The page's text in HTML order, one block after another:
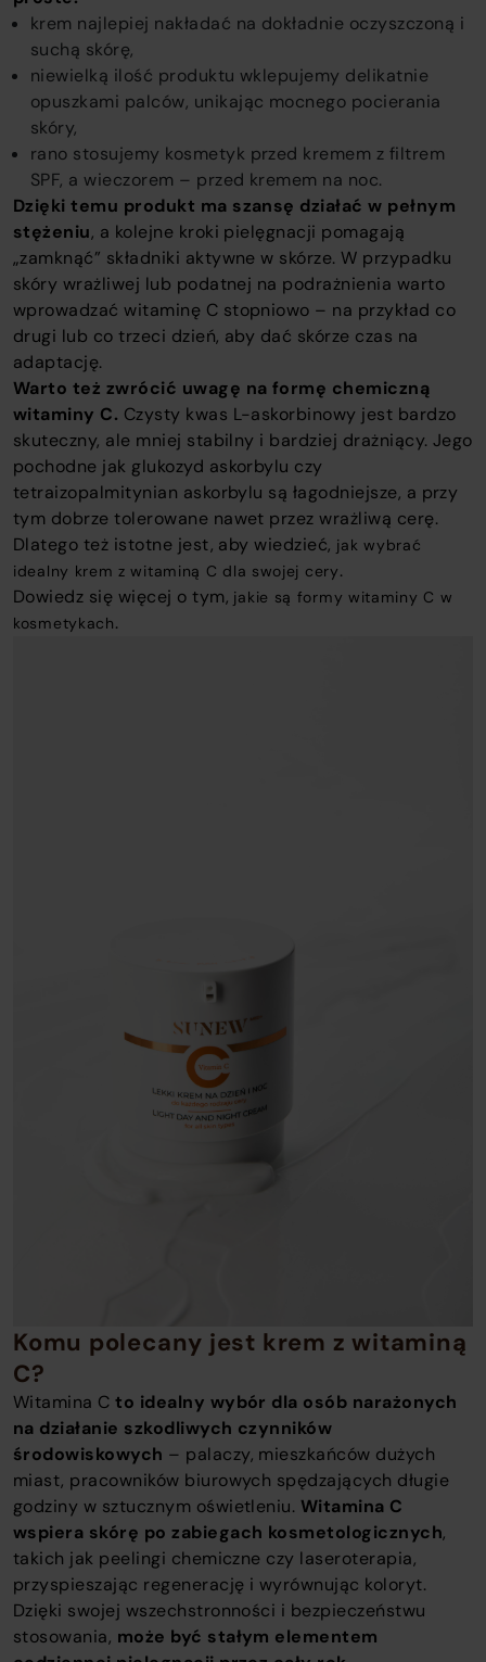
krem najlepiej nakładać na dokładnie oczyszczoną i
suchą skórę,
niewielką ilość produktu wklepujemy delikatnie
opuszkami palców, unikając mocnego pocierania
skóry,
rano stosujemy kosmetyk przed kremem z filtrem
SPF, a wieczorem – przed kremem na noc.
Dzięki temu produkt ma szansę działać w pełnym
stężeniu, a kolejne kroki pielęgnacji pomagają
„zamknąć” składniki aktywne w skórze. W przypadku
skóry wrażliwej lub podatnej na podrażnienia warto
wprowadzać witaminę C stopniowo – na przykład co
drugi lub co trzeci dzień, aby dać skórze czas na
adaptację.
Warto też zwrócić uwagę na formę chemiczną
witaminy C. Czysty kwas L-askorbinowy jest bardzo
skuteczny, ale mniej stabilny i bardziej drażniący. Jego
pochodne jak glukozyd askorbylu czy
tetraizopalmitynian askorbylu są łagodniejsze, a przy
tym dobrze tolerowane nawet przez wrażliwą cerę.
Dlatego też istotne jest, aby wiedzieć, jak wybrać
idealny krem z witaminą C dla swojej cery.
Dowiedz się więcej o tym, jakie są formy witaminy C w
kosmetykach.
Komu polecany jest krem z witaminą
C?
Witamina Cto idealny wybór dla osób narażonych
na działanie szkodliwych czynników
środowiskowych – palaczy, mieszkańców dużych
miast, pracowników biurowych spędzających długie
godziny w sztucznym oświetleniu. Witamina C
wspiera skórę po zabiegach kosmetologicznych,
takich jak peelingi chemiczne czy laseroterapia,
przyspieszając regenerację i wyrównując koloryt.
Dzięki swojej wszechstronności i bezpieczeństwu
stosowania, może być stałym elementem